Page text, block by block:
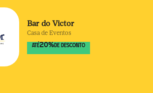
Bar do Victor
Casa de Eventos
ATÉ20% DE DESCONTO